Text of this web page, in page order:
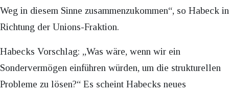
Weg in diesem Sinne zusammenzukommen“, so Habeck in
Richtung der Unions-Fraktion.
Habecks Vorschlag: „Was wäre, wenn wir ein
Sondervermögen einführen würden, um die strukturellen
Probleme zu lösen?“ Es scheint Habecks neues